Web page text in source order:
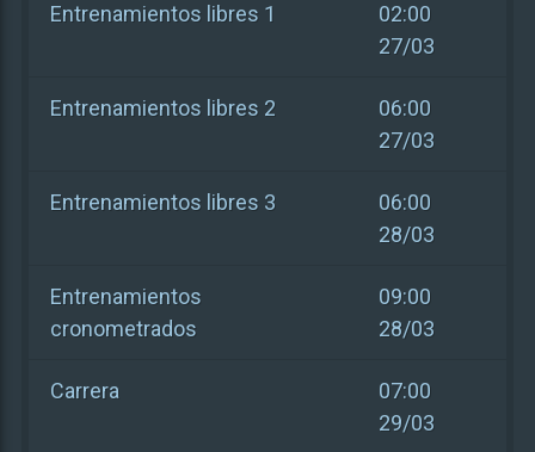
Entrenamientos libres 1
02:00
27/03
Entrenamientos libres 2
06:00
27/03
Entrenamientos libres 3
06:00
28/03
Entrenamientos
cronometrados
09:00
28/03
Carrera
07:00
29/03